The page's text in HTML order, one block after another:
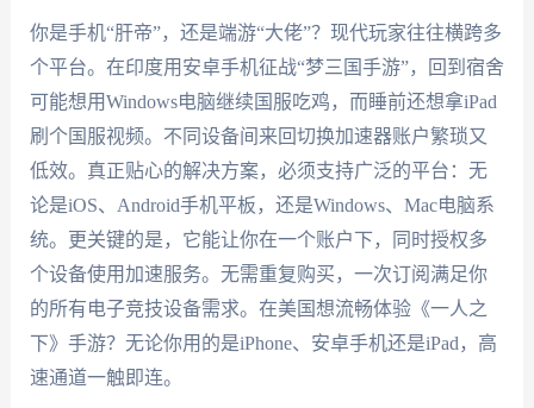
你是手机“肝帝”，还是端游“大佬”？现代玩家往往横跨多
个平台。在印度用安卓手机征战“梦三国手游”，回到宿舍
可能想用Windows电脑继续国服吃鸡，而睡前还想拿iPad
刷个国服视频。不同设备间来回切换加速器账户繁琐又
低效。真正贴心的解决方案，必须支持广泛的平台：无
论是iOS、Android手机平板，还是Windows、Mac电脑系
统。更关键的是，它能让你在一个账户下，同时授权多
个设备使用加速服务。无需重复购买，一次订阅满足你
的所有电子竞技设备需求。在美国想流畅体验《一人之
下》手游？无论你用的是iPhone、安卓手机还是iPad，高
速通道一触即连。